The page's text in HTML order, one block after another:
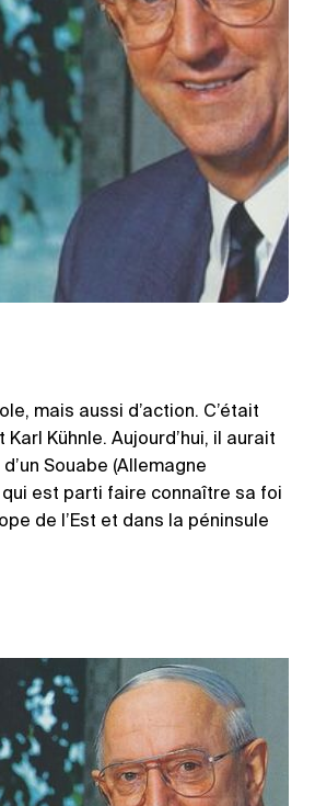
mais aussi d’action. C’était
Kühnle. Aujourd’hui, il aurait
Souabe (Allemagne
qui est parti faire connaître sa foi
de l’Est et dans la péninsule